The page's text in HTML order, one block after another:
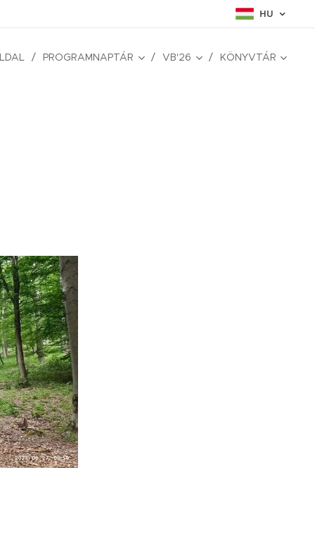
HU
PROGRAMNAPTÁR VB'26 KÖNYVTÁR